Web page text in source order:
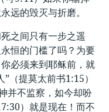
远的毁灭与折磨。
之间只有一步之遥
恒的门槛了吗？为要
必须来到耶稣前，就
（提莫太前书1:15）
并不监察，如今却吩
）就是现在！而不